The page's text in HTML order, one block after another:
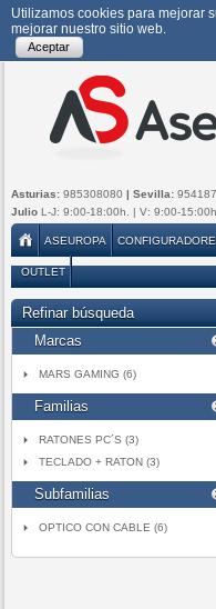
Utilizamos cookies para mejorar
mejorar nuestro sitio web.
Aceptar
Asturias: 985308080 | Sevilla:
Julio L-J: 9:00-18:00h. | V: 9:00-
ASEUROPA
OUTLET
Refinar búsqueda
Marcas
MARS GAMING (6)
Familias
RATONES PC´S (3)
TECLADO + RATON (3)
Subfamilias
OPTICO CON CABLE (6)